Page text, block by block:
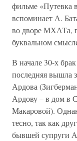
фильме «Путевка
вспоминает А.
во дворе МХАТа,
буквальном
В начале 30-х
последняя вышла
Ардова
Ардову – в дом в
Макаровой).
тесно, так как
бывшей супруги